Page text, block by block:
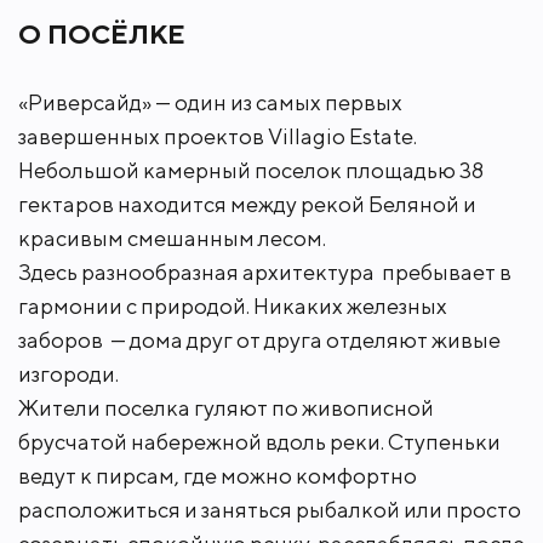
2 санузла.
проекту известного архитектора и идеально
подходит для постоянного проживания в
престижном, экологически чистом Истринском
районе Подмосковья. Фасад оформлен в
классическом стиле и украшен современными
элементами из белого камня. На крыше уложена
стильная черная черепица. Выразительные формы
окон и дверей придают дому оригинальный,
элегантный архитектурный облик. В доме
выполнена превосходная отделка с применением
высококачественных натуральных материалов:
дерево, камень, керамика, стекло.
Неоклассический интерьер укомплектован
удобной, стильной мебелью и предметами декора.
Уютная гостиная с камином станет любимым
местом для встречи гостей и душевного отдыха в
О ПОСЁЛКЕ
«Риверсайд» — один из самых первых
завершенных проектов Villagio Estate.
Небольшой камерный поселок площадью 38
гектаров находится между рекой Беляной и
красивым смешанным лесом.
Здесь разнообразная архитектура пребывает в
гармонии с природой. Никаких железных
заборов — дома друг от друга отделяют живые
изгороди.
Жители поселка гуляют по живописной
брусчатой набережной вдоль реки. Ступеньки
ведут к пирсам, где можно комфортно
расположиться и заняться рыбалкой или просто